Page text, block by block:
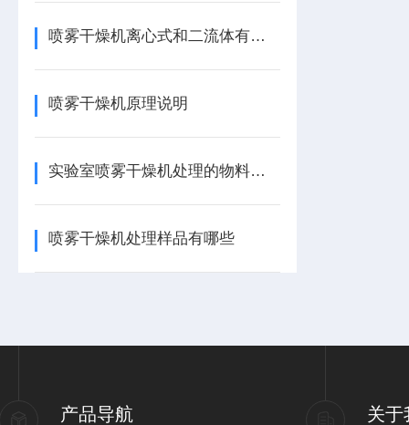
喷雾干燥机离心式和二流体有什么区别
喷雾干燥机原理说明
实验室喷雾干燥机处理的物料有哪些
喷雾干燥机处理样品有哪些
产品导航 关于